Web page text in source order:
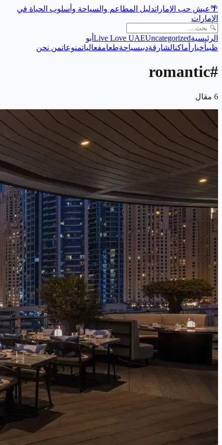
🌴عيش حب الإماراتدليل المطاعم والسياحة وأسلوب الحياة في
الإمارات
الرئيسية Live Love UAEUncategorized
أبو
ظبيأخبار أماكنالشارقةدبيسياحةطعامفعالياتمنوعاتمن نحن
#
romantic
6 مقال